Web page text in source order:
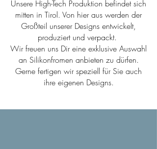
Unsere High-Tech Produktion befindet sich
mitten in Tirol. Von hier aus werden der
Großteil unserer Designs entwickelt,
produziert und verpackt.
Wir freuen uns Dir eine exklusive Auswahl
an Silikonfromen anbieten zu dürfen.
Gerne fertigen wir speziell für Sie auch
ihre eigenen Designs.